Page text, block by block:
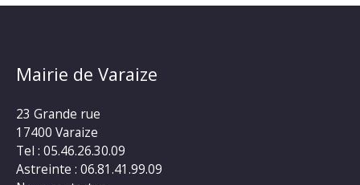
Mairie de Varaize
23 Grande rue
17400 Varaize
Tel : 05.46.26.30.09
Astreinte : 06.81.41.99.09